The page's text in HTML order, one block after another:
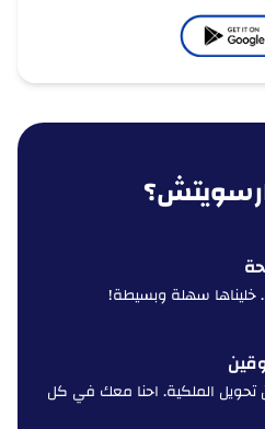
تحويل الملكية. احنا معك في كل